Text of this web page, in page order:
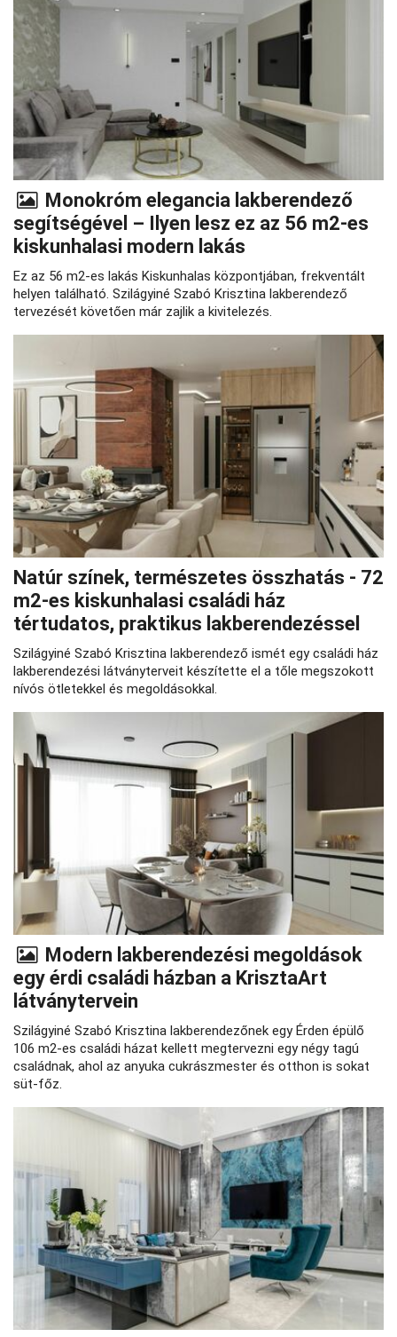
Monokróm elegancia lakberendező
segítségével – Ilyen lesz ez az 56 m2-es
kiskunhalasi modern lakás
Ez az 56 m2-es lakás Kiskunhalas központjában, frekventált
helyen található. Szilágyiné Szabó Krisztina lakberendező
tervezését követően már zajlik a kivitelezés.
Natúr színek, természetes összhatás - 72
m2-es kiskunhalasi családi ház
tértudatos, praktikus lakberendezéssel
Szilágyiné Szabó Krisztina lakberendező ismét egy családi ház
lakberendezési látványterveit készítette el a tőle megszokott
nívós ötletekkel és megoldásokkal.
Modern lakberendezési megoldások
egy érdi családi házban a KrisztaArt
látványtervein
Szilágyiné Szabó Krisztina lakberendezőnek egy Érden épülő
106 m2-es családi házat kellett megtervezni egy négy tagú
családnak, ahol az anyuka cukrászmester és otthon is sokat
süt-főz.